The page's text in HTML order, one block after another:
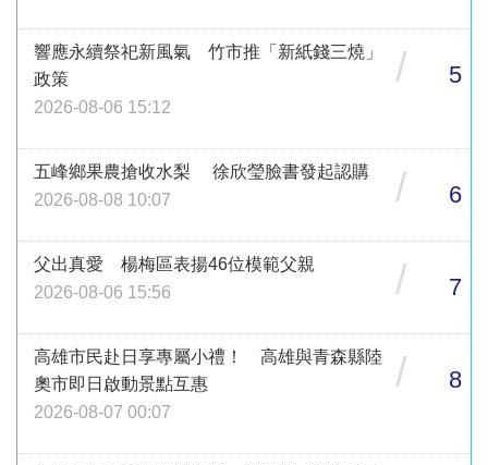
響應永續祭祀新風氣 竹市推「新紙錢三燒」
政策
2026-08-06 15:12
/ 5
五峰鄉果農搶收水梨 徐欣瑩臉書發起認購
2026-08-08 10:07
/ 6
父出真愛 楊梅區表揚46位模範父親
2026-08-06 15:56
/ 7
高雄市民赴日享專屬小禮！ 高雄與青森縣陸
奧市即日啟動景點互惠
2026-08-07 00:07
/ 8